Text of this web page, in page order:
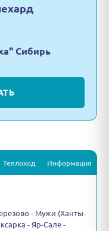
Сибирь
Теплоход Информация
- Мужи (Ханты-
- Яр-Сале -